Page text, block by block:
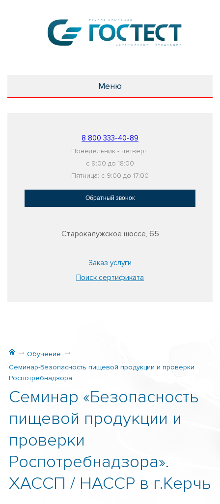
Меню
8 800 333-40-89
Понедельник - четверг:
с 9:00 до 18:00
Пятница: с 9:00 до 17:00
Обратный звонок
Старокалужское шоссе, 65
Заказ услуги
Поиск сертификата
Обучение
Семинар-Безопасность пищевой продукции и проверки
Роспотребнадзора
Семинар «Безопасность
пищевой продукции и
проверки
Роспотребнадзора».
ХАССП / HACCP в г.Керчь